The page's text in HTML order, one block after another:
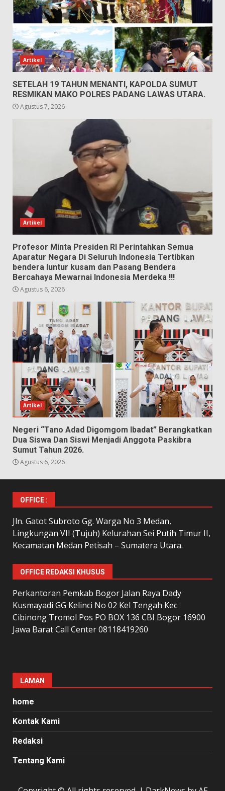
Artikel
SETELAH 19 TAHUN MENANTI, KAPOLDA SUMUT
RESMIKAN MAKO POLRES PADANG LAWAS UTARA.
Agustus 7, 2026
Artikel
Profesor Minta Presiden RI Perintahkan Semua
Aparatur Negara Di Seluruh Indonesia Tertibkan
bendera luntur kusam dan Pasang Bendera
Bercahaya Mewarnai Indonesia Merdeka !!!
Agustus 6, 2026
Artikel
Negeri “Tano Adad Digomgom Ibadat” Berangkatkan
Dua Siswa Dan Siswi Menjadi Anggota Paskibra
Sumut Tahun 2026.
Agustus 6, 2026
OFFICE :
Jln. Gatot Subroto Gg. Warga No 3 Medan,
Lingkungan VII (Tujuh) Kelurahan Sei Putih Timur II,
Kecamatan Medan Petisah – Sumatera Utara.
OFFICE REDAKSI KHUSUS
Perkantoran Pemkab Bogor Jalan Raya Dady
Kusmayadi GG Kelinci No 02 Kel Tengah Kec
Cibinong Tromol Pos PO BOX 136 CBI Bogor 16900
Jawa Barat Call Center 08118419260
LAMAN
home
Kontak Kami
Redaksi
Tentang Kami